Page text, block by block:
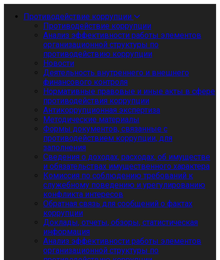
Противодействие коррупции
Противодействие коррупции
Анализ эффективности работы элементов
организационной структуры по
противодействию коррупции
Новости
Деятельность внутреннего и внешнего
финансового контроля
Нормативные правовые и иные акты в сфере
противодействия коррупции
Антикоррупционная экспертиза
Методические материалы
Формы документов, связанные с
противодействием коррупции, для
заполнения
Сведения о доходах, расходах, об имуществе
и обязательствах имущественного характера
Комиссия по соблюдению требований к
служебному поведению и урегулированию
конфликта интересов
Обратная связь для сообщений о фактах
коррупции
Доклады, отчеты, обзоры, статистическая
информация
Анализ эффективности работы элементов
организационной структуры по